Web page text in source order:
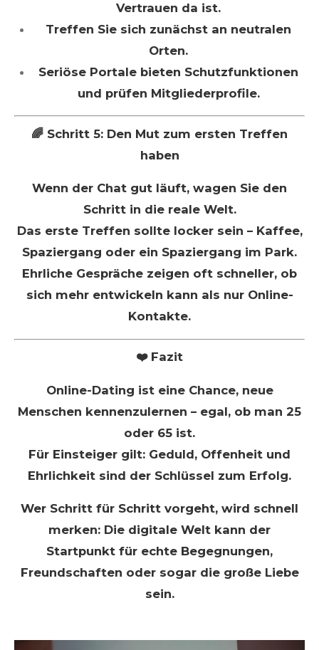
Vertrauen da ist.
Treffen Sie sich zunächst an neutralen
Orten.
Seriöse Portale bieten Schutzfunktionen
und prüfen Mitgliederprofile.
🌈 Schritt 5: Den Mut zum ersten Treffen
haben
Wenn der Chat gut läuft, wagen Sie den
Schritt in die reale Welt.
Das erste Treffen sollte locker sein – Kaffee,
Spaziergang oder ein Spaziergang im Park.
Ehrliche Gespräche zeigen oft schneller, ob
sich mehr entwickeln kann als nur Online-
Kontakte.
❤️ Fazit
Online-Dating ist eine Chance, neue
Menschen kennenzulernen – egal, ob man 25
oder 65 ist.
Für Einsteiger gilt: Geduld, Offenheit und
Ehrlichkeit sind der Schlüssel zum Erfolg.
Wer Schritt für Schritt vorgeht, wird schnell
merken: Die digitale Welt kann der
Startpunkt für echte Begegnungen,
Freundschaften oder sogar die große Liebe
sein.